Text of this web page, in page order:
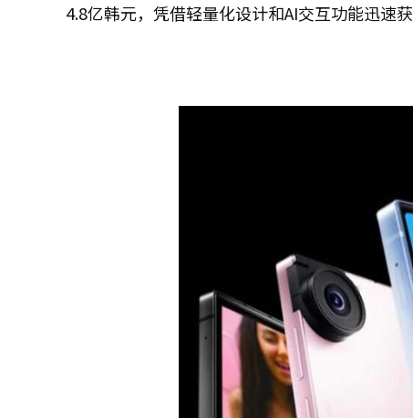
4.8亿韩元，凭借轻量化设计和AI交互功能迅速